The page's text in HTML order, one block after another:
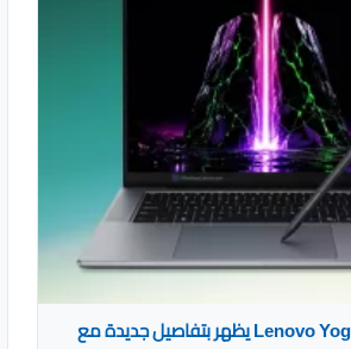
لاب توب Lenovo Yoga Pro 9n يظهر بتفاصيل جديدة مع